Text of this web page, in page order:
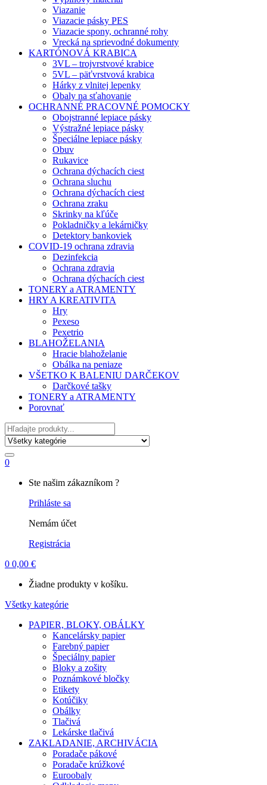
Viazanie
Viazacie pásky PES
Viazacie spony, ochranné rohy
Vrecká na sprievodné dokumenty
KARTÓNOVÁ KRABICA
3VL – trojvrstvové krabice
5VL – päťvrstvová krabica
Hárky z vlnitej lepenky
Obaly na sťahovanie
OCHRANNÉ PRACOVNÉ POMOCKY
Obojstranné lepiace pásky
Výstražné lepiace pásky
Špeciálne lepiace pásky
Obuv
Rukavice
Ochrana dýchacích ciest
Ochrana sluchu
Ochrana dýchacích ciest
Ochrana zraku
Skrinky na kľúče
Pokladničky a lekárničky
Detektory bankoviek
COVID-19 ochrana zdravia
Dezinfekcia
Ochrana zdravia
Ochrana dýchacích ciest
TONERY a ATRAMENTY
HRY A KREATIVITA
Hry
Pexeso
Pexetrio
BLAHOŽELANIA
Hracie blahoželanie
Obálka na peniaze
VŠETKO K BALENIU DARČEKOV
Darčkové tašky
TONERY a ATRAMENTY
Porovnať
Hľadať
0
Ste našim zákazníkom ?
Prihláste sa
Nemám účet
Registrácia
0 0,00 €
Žiadne produkty v košíku.
Všetky kategórie
PAPIER, BLOKY, OBÁLKY
Kancelársky papier
Farebný papier
Špeciálny papier
Bloky a zošity
Poznámkové bločky
Etikety
Kotúčiky
Obálky
Tlačivá
Lekárske tlačivá
ZAKLADANIE, ARCHIVÁCIA
Poradače pákové
Poradače krúžkové
Euroobaly